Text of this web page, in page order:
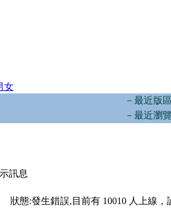
女
－最近版
－最近瀏
訊息
狀態:發生錯誤,目前有 10010 人上線